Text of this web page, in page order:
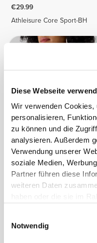
Diese Webseite
Wir verwenden
personalisieren,
zu können und die
analysieren. Außerdem
Verwendung unserer
soziale Medien,
Partner führen diese
weiteren Daten
Notwendig
€29.99
Athleisure Core Sport-BH
€23.99 €39.99
Mantra Sport-BH